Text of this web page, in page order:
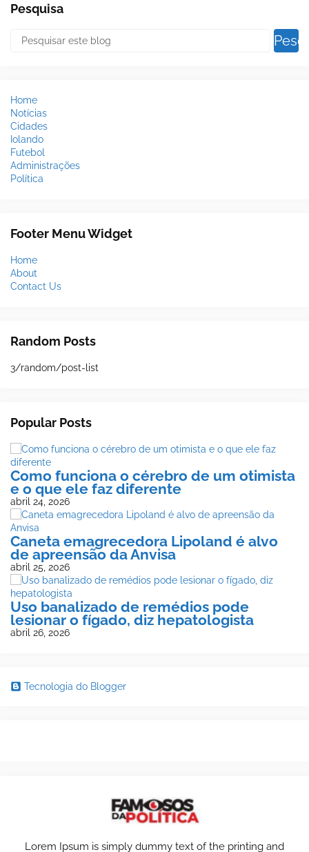
Pesquisa
Home
Notícias
Cidades
Iolando
Futebol
Administrações
Política
Footer Menu Widget
Home
About
Contact Us
Random Posts
3/random/post-list
Popular Posts
Como funciona o cérebro de um otimista
e o que ele faz diferente
abril 24, 2026
Caneta emagrecedora Lipoland é alvo
de apreensão da Anvisa
abril 25, 2026
Uso banalizado de remédios pode
lesionar o fígado, diz hepatologista
abril 26, 2026
Tecnologia do Blogger
Lorem Ipsum is simply dummy text of the printing and